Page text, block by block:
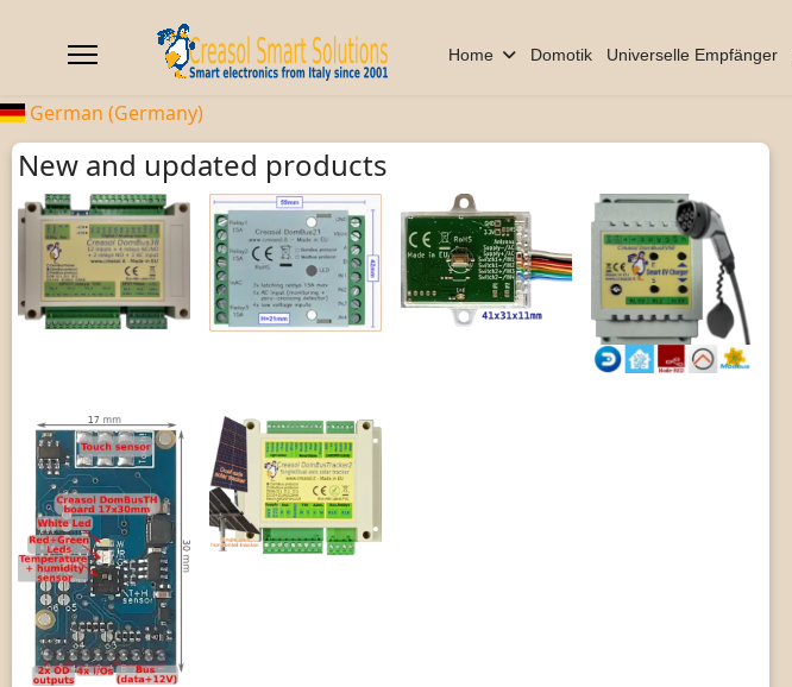
Home Domotik Universelle Empfänger
German (Germany)
New and updated products